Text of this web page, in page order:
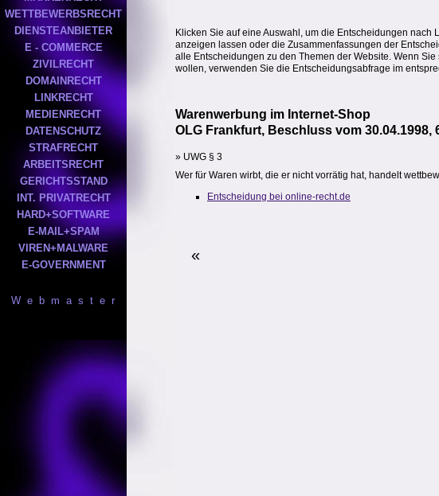
WETTBEWERBSRECHT
DIENSTEANBIETER
E - COMMERCE
ZIVILRECHT
DOMAINRECHT
LINKRECHT
MEDIENRECHT
DATENSCHUTZ
STRAFRECHT
ARBEITSRECHT
GERICHTSSTAND
INT. PRIVATRECHT
HARD+SOFTWARE
E-MAIL+SPAM
VIREN+MALWARE
E-GOVERNMENT
W e b m a s t e r
Klicken Sie auf eine Auswahl, um die Entscheidungen
anzeigen lassen oder die Zusammenfassungen der
alle Entscheidungen zu den Themen der Website. Wenn
wollen, verwenden Sie die Entscheidungsabfrage im
Warenwerbung im Internet-Shop
OLG Frankfurt, Beschluss vom 30.04.1998,
» UWG § 3
Wer für Waren wirbt, die er nicht vorrätig hat, handelt
Entscheidung bei online-recht.de
«